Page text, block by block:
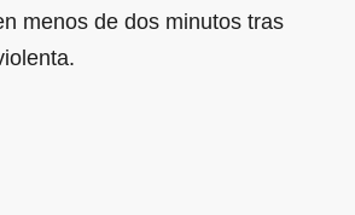
menos de dos minutos tras